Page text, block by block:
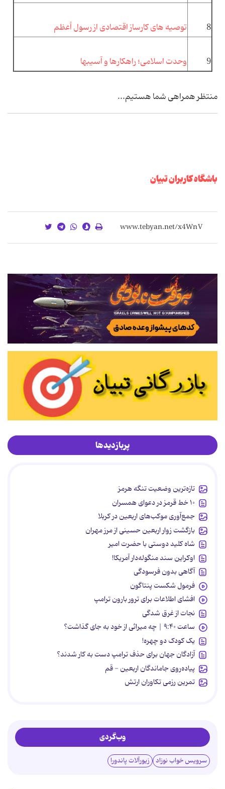
8 توصیه های کارساز اقتصادی از رسول أعظم
9 وحدت اسلامی؛ راهکارها و آسیبها
منتظر همراهی شما هستیم...
باشگاه کاربران تبیان
پربازدیدها
تازه‌ترین وضعیت تنگه هرمز
۱۰ خط قرمز در دعوای همسران
جمع‌آوری موکب‌های اربعین در کربلا
بازگشت زوار اربعین حسینی از مرز مهران
شاه کلید دوستی با حضرت امیر
اوکراین سند منگوله‌دار آمریکا!
آگاهی بدون فرسودگی
فرمول شکست پنتاگون
افشای اطلاعات برای ترور بارون ترامپ
نجات از غرق شدگی
ساعت ۹:۴۰ | چه میراثی از خود به جای گذاشت؟
یک کودک دو چهره!
آزادگان جهان برای حذف ترامپ دست به کار شدند؟
پیاده‌روی جاماندگان اربعین - قم
تمرین رزمی تکاوران ارتش
وب‌گردی
سرویس خواب نوزاد زیورآلات پاندورا